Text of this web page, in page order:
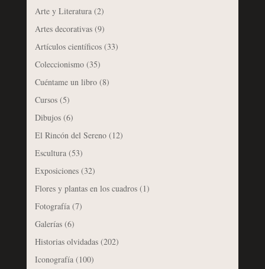
Arte y Literatura(2)
Artes decorativas(9)
Artículos científicos(33)
Coleccionismo(35)
Cuéntame un libro(8)
Cursos(5)
Dibujos(6)
El Rincón del Sereno(12)
Escultura(53)
Exposiciones(32)
Flores y plantas en los cuadros(1)
Fotografía(7)
Galerías(6)
Historias olvidadas(202)
Iconografía(100)